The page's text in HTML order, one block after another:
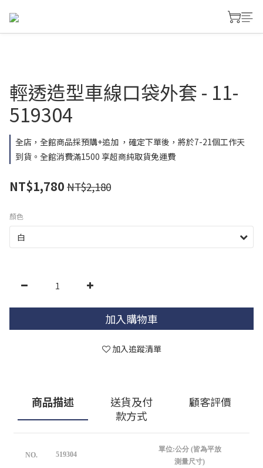
輕透造型車線口袋外套 - 11-
519304
全店，全館商品採預購+追加 ，確定下單後，將於7-21個工作天
到貨。全館消費滿1500 享超商純取貨免運費
NT$1,780 NT$2,180
顏色
加入購物車
加入追蹤清單
商品描述
送貨及付
款方式
顧客評價
NO. 519304
單位:公分 (皆為平放
測量尺寸)